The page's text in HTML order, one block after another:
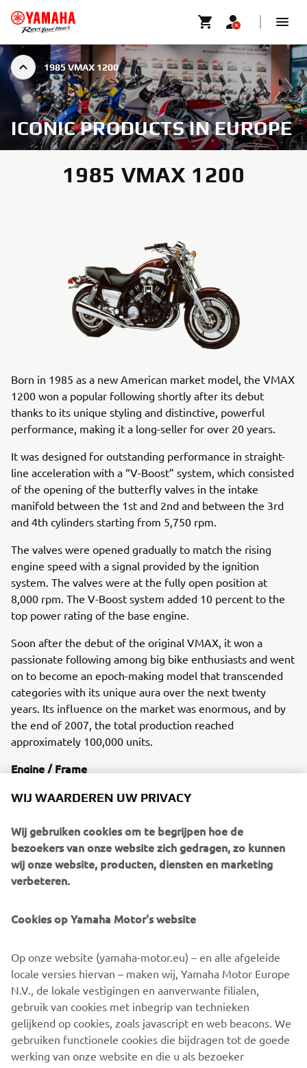
1985 VMAX 1200
ICONIC PRODUCTS IN EUROPE
1985 VMAX 1200
Born in 1985 as a new American market model, the VMAX
1200 won a popular following shortly after its debut
thanks to its unique styling and distinctive, powerful
performance, making it a long-seller for over 20 years.
It was designed for outstanding performance in straight-
line acceleration with a “V-Boost” system, which consisted
of the opening of the butterfly valves in the intake
manifold between the 1st and 2nd and between the 3rd
and 4th cylinders starting from 5,750 rpm.
The valves were opened gradually to match the rising
engine speed with a signal provided by the ignition
system. The valves were at the fully open position at
8,000 rpm. The V-Boost system added 10 percent to the
top power rating of the base engine.
Soon after the debut of the original VMAX, it won a
passionate following among big bike enthusiasts and went
on to become an epoch-making model that transcended
categories with its unique aura over the next twenty
years. Its influence on the market was enormous, and by
the end of 2007, the total production reached
approximately 100,000 units.
Engine / Frame
and a cast aluminium frame.
1987 BW’S ORIGINAL
The information and/or imagery on these webpages may
never be used for commercial or non-commercial
purposes without the explicit written consent of Yamaha
Motor Europe N.V. and/or Yamaha Motor Co., Ltd.
Always ride in a safe manner and obey all local road laws.
WIJ WAARDEREN UW PRIVACY
Wij gebruiken cookies om te begrijpen hoe de
bezoekers van onze website zich gedragen, zo kunnen
wij onze website, producten, diensten en marketing
verbeteren.
Cookies op Yamaha Motor's website
Op onze website (yamaha-motor.eu) – en alle afgeleide
locale versies hiervan – maken wij, Yamaha Motor Europe
N.V., de lokale vestigingen en aanverwante filialen,
gebruik van cookies met inbegrip van technieken
gelijkend op cookies, zoals javascript en web beacons. We
gebruiken functionele cookies die bijdragen tot de goede
werking van onze website en die u als bezoeker